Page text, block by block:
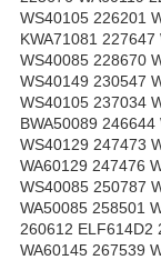
WS40105 226201
KWA71081
WS40085 228670
WS40149 230547
WS40105 237034
BWA50089
WS40129 247473
WA60129 247476
WS40085 250787
WA50085 258501
260612 ELF614D2
WA60145 267539